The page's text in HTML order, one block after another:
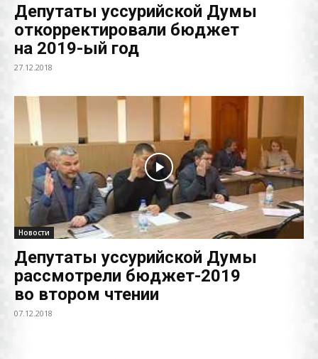
Депутаты уссурийской Думы
откорректировали бюджет
на 2019-ый год
27.12.2018
Новости
Депутаты уссурийской Думы
рассмотрели бюджет-2019
во втором чтении
07.12.2018